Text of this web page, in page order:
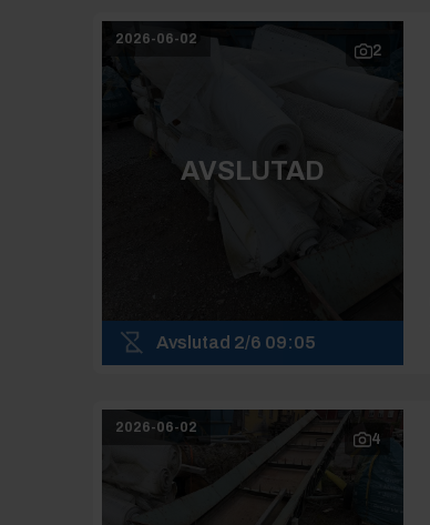
2026-06-02
2
AVSLUTAD
Avslutad 2/6 09:05
2026-06-02
4